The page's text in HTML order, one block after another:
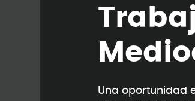
Trabaj
M edio
Una oportunidad